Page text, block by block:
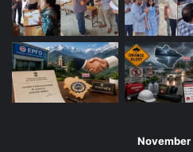
November